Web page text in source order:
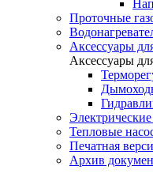
Проточные
Аксессуары
Аксессуары
Тепловые
Печатная
Архив